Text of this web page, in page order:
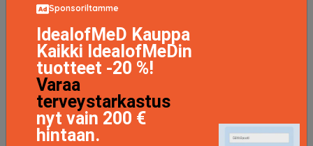
Energizing Hair & Body Shampoo, 200 ml Babor
Shampoo
27.5 EUR
LISÄTIETOJA
Sponsoriltamme
IdealofMeD Kauppa
Kaikki IdealofMeDin
tuotteet -20 %!
Varaa
terveystarkastus
nyt vain 200 €
hintaan.